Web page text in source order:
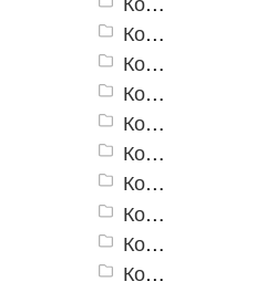
Коврики для ванн «V-Line» 7007 GR
Коврики для ванн «V-Line» 7018 F
Коврики для ванн «V-Line» 7019
Коврики для ванн «V-Line» 7101 C
Коврики для ванн «V-Line» 7101 GR
Коврики для ванн «V-Line» 7120
Коврики для ванн «V-Line» 7147
Коврики для ванн «V-Line» V4C
Коврики для ванн «V-Line» V7